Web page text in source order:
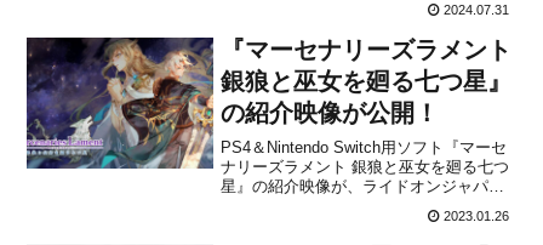
は、ファンタジー世界を舞台にしたタク
ティカルSRPG『マーセナリーズサー
ガ』シリーズから、「マーセナリーズリ
バ...
2024.07.31
『マーセナリーズラメント
銀狼と巫女を廻る七つ星』
の紹介映像が公開！
PS4＆Nintendo Switch用ソフト『マーセ
ナリーズラメント 銀狼と巫女を廻る七つ
星』の紹介映像が、ライドオンジャパン
から公開されました。下記から動画をチ
ェックすることができます。『マーセナ
2023.01.26